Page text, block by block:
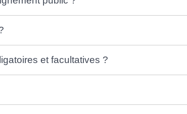
et facultatives ?